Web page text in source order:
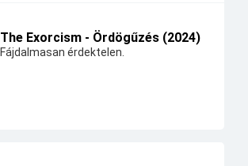
The Exorcism - Ördögűzés (2024)
Fájdalmasan érdektelen.